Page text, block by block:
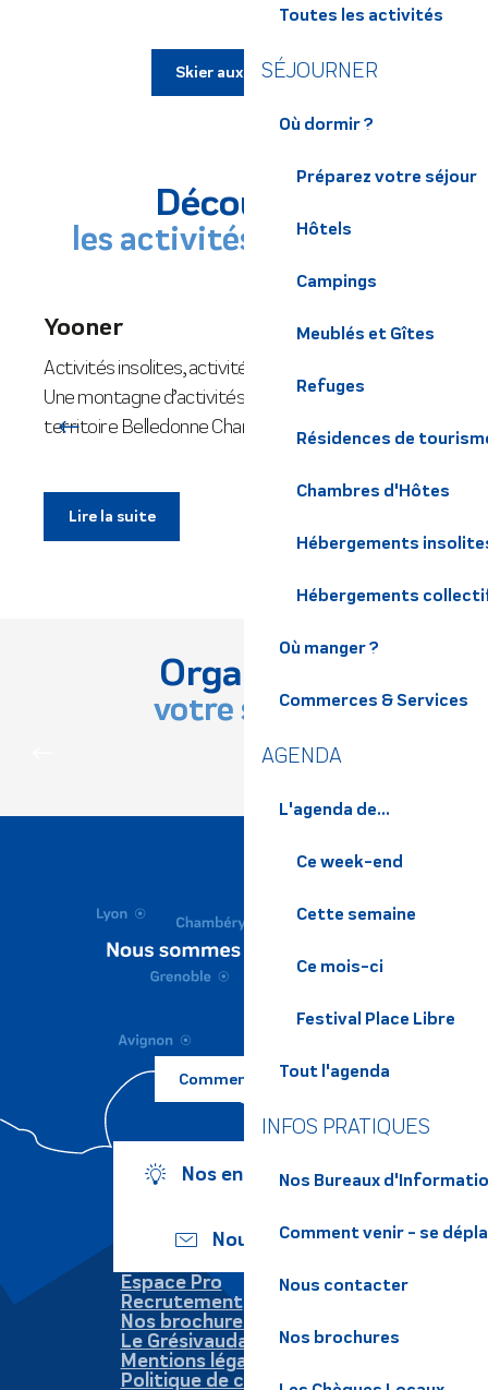
Toutes les activités
SÉJOURNER
Où dormir ?
Préparez votre séjour
Hôtels
Campings
Meublés et Gîtes
Refuges
Résidences de
Chambres d'Hôtes
Hébergements
Hébergements
Où manger ?
Commerces & Services
AGENDA
L'agenda de...
Ce week-end
Cette semaine
Ce mois-ci
Festival Place Libre
Tout l'agenda
INFOS PRATIQUES
Nos Bureaux
Comment venir - se
Nous contacter
Nos brochures
Skier aux 7 Laux
Découvrez
les activités hivernales
Yooner
Activités insolites, activités détentes, de nature….
Une montagne d’activités vous attend sur le
territoire Belledonne Chartreuse !
Lire la suite
Organisez
votre séjour
AGENDA
Comment venir ?
Nos engagements
Nous écrire
Espace Pro
Recrutement
Nos brochures
Le Grésivaudan
Mentions légales
Politique de confidentialité